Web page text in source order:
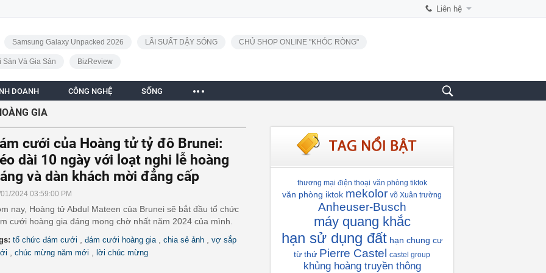
Liên hệ
Samsung Galaxy Unpacked 2026 LÃI SUẤT DẬY SÓNG CHỦ SHOP ONLINE "KHÓC RÒNG"
Sản Và Gia Sản BizReview
DOANH CÔNG NGHỆ SỐNG
GIA
cưới của Hoàng tử tỷ đô Brunei:
dài 10 ngày với loạt nghi lễ hoàng
và dàn khách mời đẳng cấp
2024 03:59:00 PM
nay, Hoàng tử Abdul Mateen của Brunei sẽ bắt đầu tổ chức
cưới hoàng gia đáng mong chờ nhất năm 2024 của mình.
tổ chức đám cưới đám cưới hoàng gia chia sẻ ảnh
vợ sắp
chúc mừng năm mới lời chúc mừng
thương mại điện thoại văn phòng tiktok
văn phòng iktok mekolor võ Xuân trường
Anheuser-Busch
máy quang khắc
hạn sử dụng đất hạn chung cư
từ thứ Pierre Castel castel group
khủng hoàng truyền thông